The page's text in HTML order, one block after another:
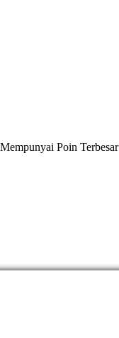
Poin Terbesar